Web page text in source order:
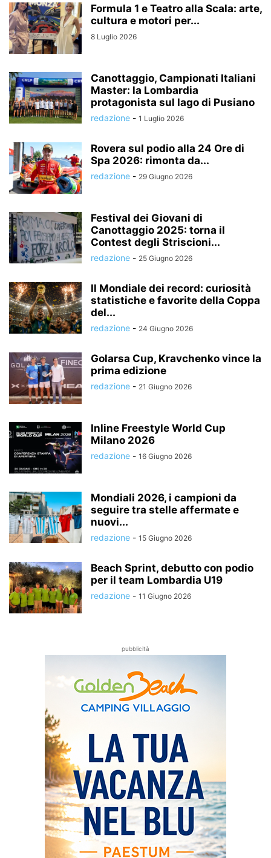
Formula 1 e Teatro alla Scala: arte,
cultura e motori per...
8 Luglio 2026
Canottaggio, Campionati Italiani
Master: la Lombardia
protagonista sul lago di Pusiano
redazione - 1 Luglio 2026
Rovera sul podio alla 24 Ore di
Spa 2026: rimonta da...
redazione - 29 Giugno 2026
Festival dei Giovani di
Canottaggio 2025: torna il
Contest degli Striscioni...
redazione - 25 Giugno 2026
Il Mondiale dei record: curiosità
statistiche e favorite della Coppa
del...
redazione - 24 Giugno 2026
Golarsa Cup, Kravchenko vince la
prima edizione
redazione - 21 Giugno 2026
Inline Freestyle World Cup
Milano 2026
redazione - 16 Giugno 2026
Mondiali 2026, i campioni da
seguire tra stelle affermate e
nuovi...
redazione - 15 Giugno 2026
Beach Sprint, debutto con podio
per il team Lombardia U19
redazione - 11 Giugno 2026
pubblicità